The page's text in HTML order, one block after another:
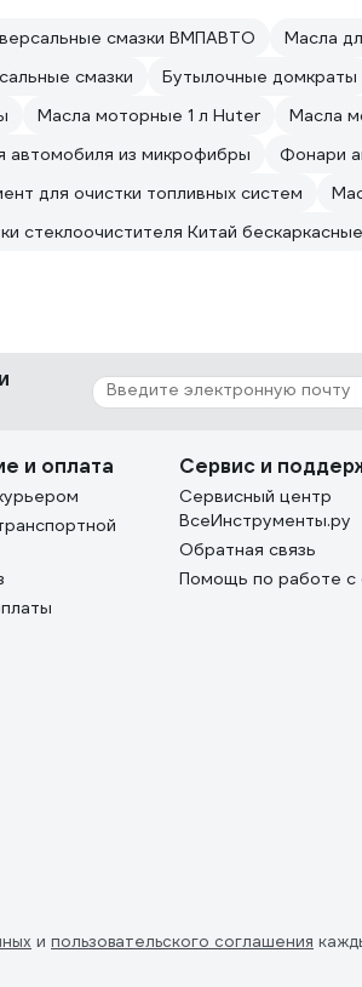
смазки ВМПАВТО
Масла
смазки Бутылочные домкраты
Масла моторные 1 л Huter Масла
автомобиля из микрофибры Фонари
для очистки топливных систем
стеклоочистителя Китай бескаркасные
и оплата Сервис и
Сервисный центр
ВсеИнструменты.ру
Обратная связь
Помощь по работе с
и пользовательского соглашения